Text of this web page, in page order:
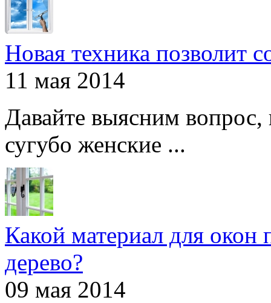
Новая техника позволит
11 мая 2014
Давайте выясним
сугубо женские ...
Какой материал для окон
дерево?
09 мая 2014